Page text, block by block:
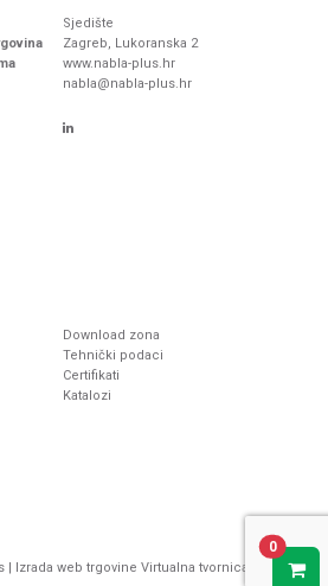
Sjedište
Zagreb, Lukoranska 2
www.nabla-plus.hr
nabla@nabla-plus.hr
Download zona
Tehnički podaci
Certifikati
Katalozi
| Izrada web trgovine Virtualna tvornica
0